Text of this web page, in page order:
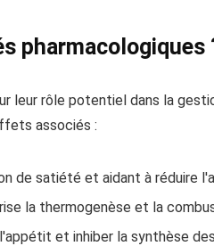
pharmacologiques
rôle potentiel dans la
associés :
de satiété et aidant à réduire
la thermogenèse et la
et inhiber la synthèse